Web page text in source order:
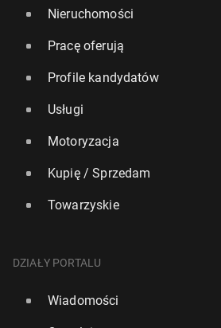
Nieruchomości
Pracę oferują
Profile kandydatów
Usługi
Motoryzacja
Kupię / Sprzedam
Towarzyskie
DZIAŁY PORTALU
Wiadomości